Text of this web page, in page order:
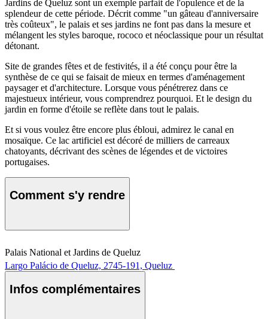
Jardins de Queluz sont un exemple parfait de l'opulence et de la
splendeur de cette période. Décrit comme "un gâteau d'anniversaire
très coûteux", le palais et ses jardins ne font pas dans la mesure et
mélangent les styles baroque, rococo et néoclassique pour un résultat
détonant.
Site de grandes fêtes et de festivités, il a été conçu pour être la
synthèse de ce qui se faisait de mieux en termes d'aménagement
paysager et d'architecture. Lorsque vous pénétrerez dans ce
majestueux intérieur, vous comprendrez pourquoi. Et le design du
jardin en forme d'étoile se reflète dans tout le palais.
Et si vous voulez être encore plus ébloui, admirez le canal en
mosaïque. Ce lac artificiel est décoré de milliers de carreaux
chatoyants, décrivant des scènes de légendes et de victoires
portugaises.
Comment s'y rendre
Palais National et Jardins de Queluz
Largo Palácio de Queluz, 2745-191, Queluz
Infos complémentaires